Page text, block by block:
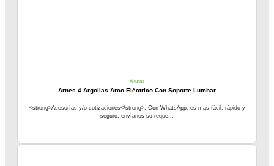
Alturas
Arnes 4 Argollas Arco Eléctrico Con Soporte Lumbar
<strong>Asesorías y/o cotizaciones</strong>: Con WhatsApp, es mas fácil, rápido y
seguro, envíanos su reque...